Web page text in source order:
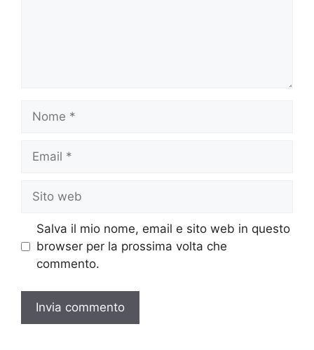
Nome
Email
Sito
web
Salva il mio nome, email e sito web in questo
browser per la prossima volta che
commento.